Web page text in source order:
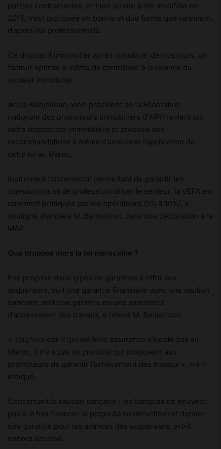
parties contractantes, et bien qu’elle a été modifiée en
2016, n’est pratiquée en bonne et due forme que rarement,
d’après les professionnels.
Ce dispositif immobilier aurait constitué, de nos jours, un
facteur optimal à même de contribuer à la relance du
secteur immobilier.
Anice Benjelloun, vice-président de la Fédération
nationale des promoteurs immobiliers (FNPI) revient sur
cette disposition immobilière et propose des
recommandations à même d’améliorer l’application de
cette loi au Maroc.
Instrument fondamental permettant de garantir les
transactions et de professionnaliser le secteur, la VEFA est
rarement pratiquée par les opérateurs (5% à 10%), a
souligné d’emblée M. Benjelloun, dans une déclaration à la
MAP.
Que propose alors la loi marocaine ?
Elle propose deux types de garanties à offrir aux
acquéreurs, soit une garantie financière donc une caution
bancaire, soit une garantie ou une assurance
d’achèvement des travaux, a relevé M. Benjelloun.
« Toujours est-il qu’une telle assurance n’existe pas au
Maroc, il n’y a pas de produits qui proposent aux
promoteurs de garantir l’achèvement des travaux », a-t-il
indiqué.
Concernant la caution bancaire : les banques ne peuvent
pas à la fois financer le projet (la construction) et donner
une garantie pour les avances des acquéreurs, a-t-il
encore soulevé.